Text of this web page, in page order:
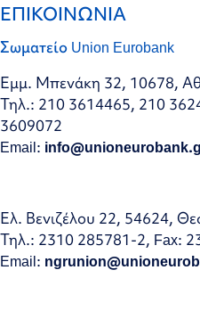
ΕΠΙΚΟΙΝΩΝΙΑ
Σωματείο Union Eurobank
Εμμ. Μπενάκη 32, 10678,
Τηλ.: 210 3614465, 210
3609072
Email:
Ελ. Βενιζέλου 22, 54624,
Τηλ.: 2310 285781-2, Fax:
Email: